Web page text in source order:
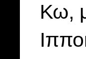
Κω,